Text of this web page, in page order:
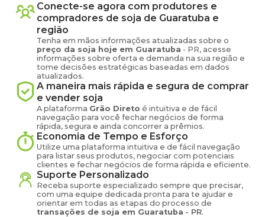
Conecte-se agora com produtores e
compradores de soja de Guaratuba e
região
Tenha em mãos informações atualizadas sobre o
preço da soja hoje em Guaratuba - PR, acesse
informações sobre oferta e demanda na sua região e
tome decisões estratégicas baseadas em dados
atualizados.
A maneira mais rápida e segura de comprar
e vender soja
A plataforma Grão Direto é intuitiva e de fácil
navegação para você fechar negócios de forma
rápida, segura e ainda concorrer a prêmios.
Economia de Tempo e Esforço
Utilize uma plataforma intuitiva e de fácil navegação
para listar seus produtos, negociar com potenciais
clientes e fechar negócios de forma rápida e eficiente.
Suporte Personalizado
Receba suporte especializado sempre que precisar,
com uma equipe dedicada pronta para te ajudar e
orientar em todas as etapas do processo de
transações de soja em Guaratuba - PR.